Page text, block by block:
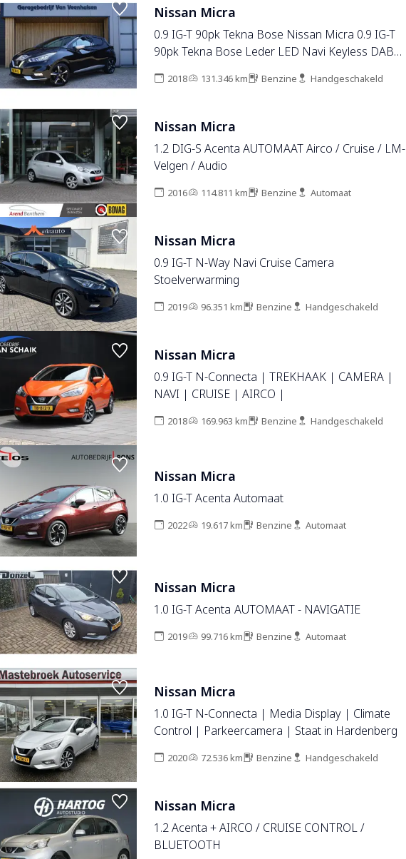
Nissan Micra
0.9 IG-T 90pk Tekna Bose Nissan Micra 0.9 IG-T
90pk Tekna Bose Leder LED Navi Keyless DAB
2018 131.346 km Benzine Handgeschakeld
Nissan Micra
1.2 DIG-S Acenta AUTOMAAT Airco / Cruise / LM-
Velgen / Audio
2016 114.811 km Benzine Automaat
Nissan Micra
0.9 IG-T N-Way Navi Cruise Camera
Stoelverwarming
2019 96.351 km Benzine Handgeschakeld
Nissan Micra
0.9 IG-T N-Connecta | TREKHAAK | CAMERA |
NAVI | CRUISE | AIRCO |
2018 169.963 km Benzine Handgeschakeld
Nissan Micra
1.0 IG-T Acenta Automaat
2022 19.617 km Benzine Automaat
Nissan Micra
1.0 IG-T Acenta AUTOMAAT - NAVIGATIE
2019 99.716 km Benzine Automaat
Nissan Micra
1.0 IG-T N-Connecta | Media Display | Climate
Control | Parkeercamera | Staat in Hardenberg
2020 72.536 km Benzine Handgeschakeld
Nissan Micra
1.2 Acenta + AIRCO / CRUISE CONTROL /
BLUETOOTH